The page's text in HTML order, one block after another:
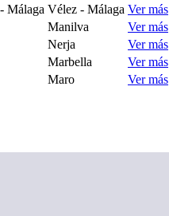
Málaga Vélez - Málaga Ver más
Manilva
Ver más
Nerja
Ver más
Marbella
Ver más
Maro
Ver más